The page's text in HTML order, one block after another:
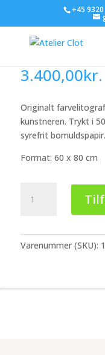
+45
3.400,00kr.
Originalt
kunstneren. Trykt i
syrefrit bomuldspapir.
Format: 60 x 80 cm
Aceves
Varenummer (SKU):